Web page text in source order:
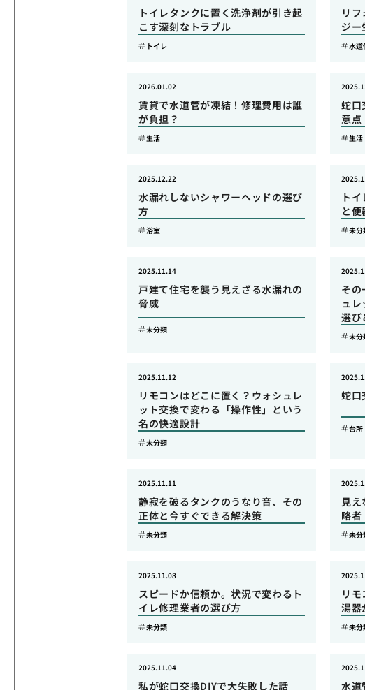
トイレタンクに置く洗浄剤が引き起
こす深刻なトラブル
トイレ
リ
ジー
水道
賃貸で水道管が凍結！修理費用は誰
が負担？
2026.01.02
生活
蛇口
意点
生活
水漏れしないシャワーヘッドの選び
方
2025.12.22
浴室
ト
と
未分
戸建て住宅を襲う見えざる水漏れの
脅威
2025.11.14
未分類
その
ュ
選び
未分
リモコンはどこに置く？ウォシュレ
ット交換で変わる「操作性」という
名の快適設計
2025.11.12
未分類
蛇口
台所
静寂を破るタンクのうなり音、その
正体と今すぐできる解決策
2025.11.11
未分類
見え
略者
未分
スピードか信頼か。状況で変わるト
イレ修理業者の選び方
2025.11.08
未分類
リ
湯器
未分
私が蛇口交換DIYで大失敗した話
2025.11.04
水道